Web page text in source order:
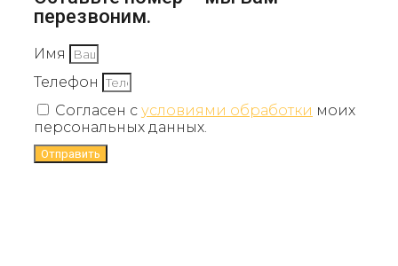
перезвоним.
Имя
Телефон
Согласен с условиями обработки моих
персональных данных.
Отправить